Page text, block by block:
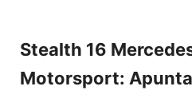
Stealth 16
Motorsport: